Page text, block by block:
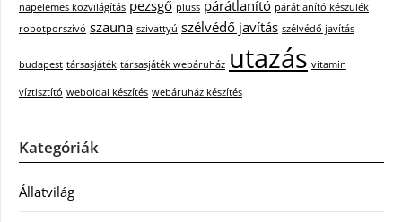
napelemes közvilágítás pezsgő plüss párátlanító párátlanító készülék
robotporszívó szauna szivattyú szélvédő javítás szélvédő javítás
budapest társasjáték társasjáték webáruház utazás vitamin
víztisztító weboldal készítés webáruház készítés
Kategóriák
Állatvilág